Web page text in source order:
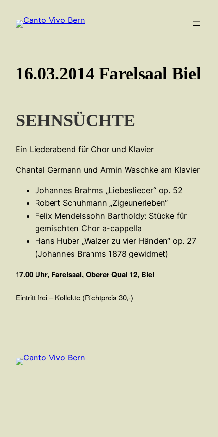
Inhalt
16.03.2014 Farelsaal Biel
SEHNSÜCHTE
Ein Liederabend für Chor und Klavier
Chantal Germann und Armin Waschke am Klavier
Johannes Brahms „Liebeslieder“ op. 52
Robert Schuhmann „Zigeunerleben“
Felix Mendelssohn Bartholdy: Stücke für
gemischten Chor a-cappella
Hans Huber „Walzer zu vier Händen“ op. 27
(Johannes Brahms 1878 gewidmet)
17.00 Uhr, Farelsaal, Oberer Quai 12, Biel
Eintritt frei – Kollekte (Richtpreis 30,-)